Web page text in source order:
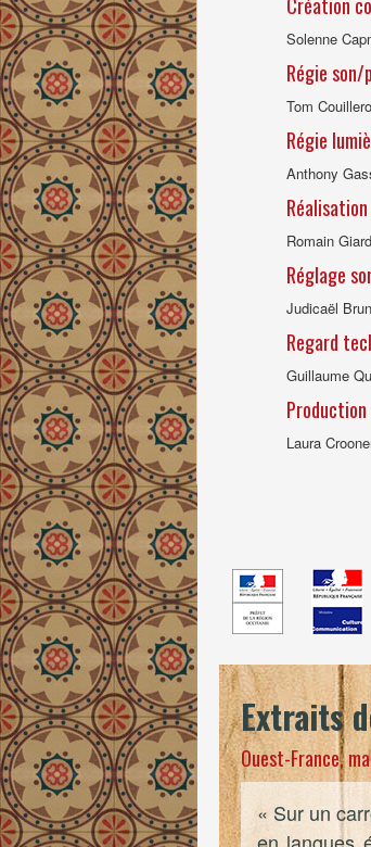
Solenne
Régie
Tom
Régie
Anthony
Romain
Réglage
Judicaël Brun
Regard
Guillaume
Laura
Extraits
Ouest-France,
« Sur un